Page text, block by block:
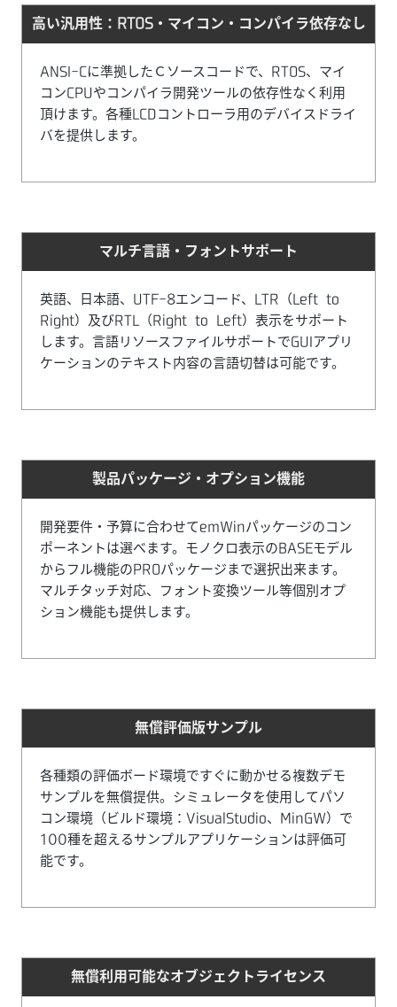
高い汎用性：RTOS・ マイコン・コンパイラ依存なし
ANSI-Cに準拠したＣソースコードで、RTOS、マイ
コンCPUやコンパイラ開発ツールの依存性なく利用
頂けます。各種LCDコントローラ用のデバイスドライ
バを提供します。
マルチ言語・フォントサポート
英語、日本語、UTF-8エンコード、LTR（Left to
Right）及びRTL（Right to Left）表示をサポート
します。言語リソースファイルサポートでGUIアプリ
ケーションのテキスト内容の言語切替は可能です。
製品パッケージ・オプション機能
開発要件・予算に合わせてemWinパッケージのコン
ポーネントは選べます。モノクロ表示のBASEモデル
からフル機能のPROパッケージまで選択出来ます。
マルチタッチ対応、フォント変換ツール等個別オプ
ション機能も提供します。
無償評価版サンプル
各種類の評価ボード環境ですぐに動かせる複数デモ
サンプルを無償提供。シミュレータを使用してパソ
コン環境（ビルド環境：VisualStudio、MinGW）で
100種を超えるサンプルアプリケーションは評価可
能です。
無償利用可能なオブジェクトライセンス